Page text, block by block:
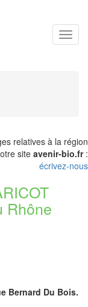
relatives à la région
site avenir-bio.fr:
écrivez-nous
Rhône
Bernard Du Bois.